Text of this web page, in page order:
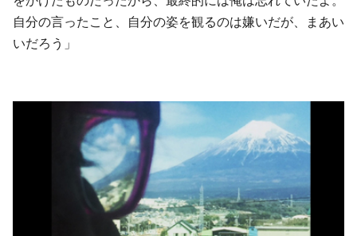
自分の言ったこと、自分の姿を観るのは嫌いだが、まあい
いだろう」